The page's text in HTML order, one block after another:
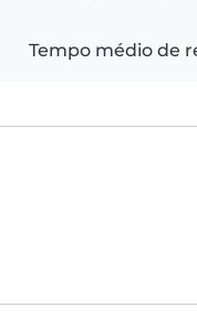
Tempo médio de